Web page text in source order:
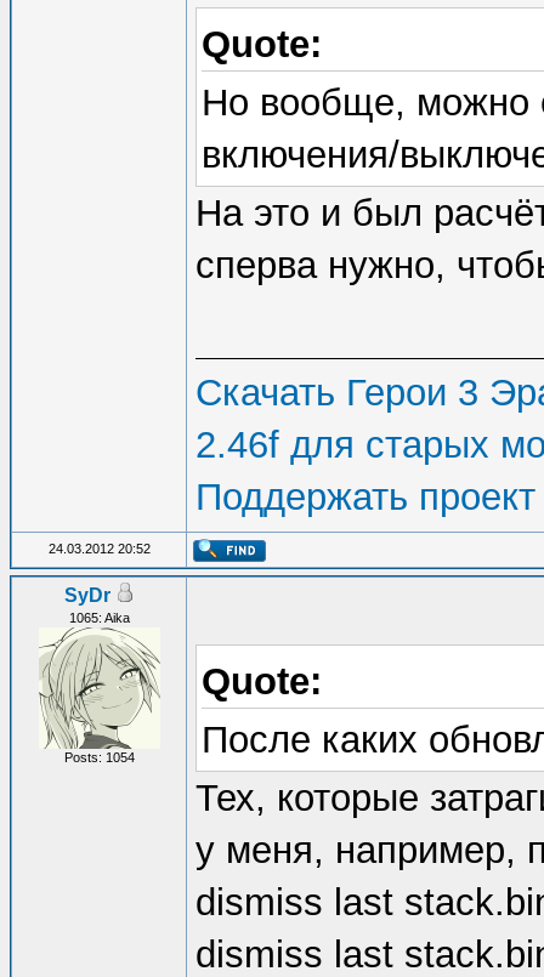
Quote:
Но вообще, можно
включения/
На это и был
сперва нужно,
Скачать Герои 3
2.46f для старых
Поддержать проект
24.03.2012 20:52
SyDr
1065: Aika
Posts: 1054
Quote:
После каких
Тех, которые
у меня, например,
dismiss last
dismiss last